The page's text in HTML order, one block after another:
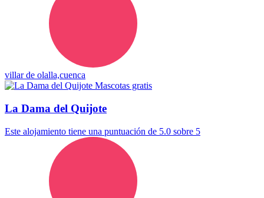
villar de olalla,cuenca
Mascotas gratis
La Dama del Quijote
Este alojamiento tiene una puntuación de 5.0 sobre 5